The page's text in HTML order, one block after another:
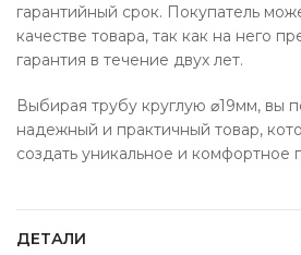
гарантийный срок. Покупатель
качестве товара, так как на него
гарантия в течение двух лет.
Выбирая трубу круглую ⌀19мм, вы
надежный и практичный товар,
создать уникальное и комфортное
ДЕТАЛИ